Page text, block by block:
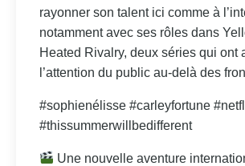
rayonner son talent ici comme à
notamment avec ses rôles dans
Heated Rivalry, deux séries qui ont
l’attention du public au-delà des
#sophienélisse #carleyfortune
#thissummerwillbedifferent
Une nouvelle aventure